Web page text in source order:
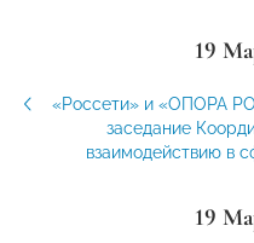
19
«Россети» и «ОПОРА
заседание
взаимодействию в
19